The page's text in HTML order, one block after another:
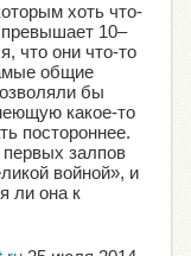
хоть что-
превышает 10–
что они что-то
общие
бы
какое-то
постороннее.
первых залпов
войной», и
ли она к